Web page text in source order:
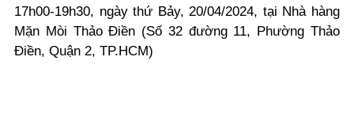
17h00-19h30, ngày thứ Bảy, 20/04/2024, tại Nhà hàng
Mặn Mòi Thảo Điền (Số 32 đường 11, Phường Thảo
Điền, Quận 2, TP.HCM)